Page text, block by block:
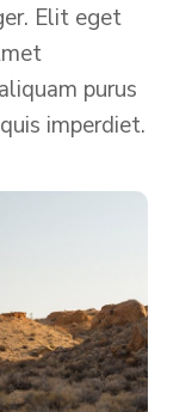
Elit eget
purus
imperdiet.